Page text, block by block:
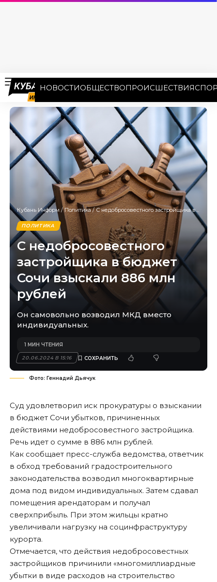
НОВОСТИОБЩЕСТВОПРОИСШЕСТВИЯ
Кубань Информ /Политика/С недобросовестного застройщика в бюджет Сочи взыскали 886 млн рублей
ПОЛИТИКА
С недобросовестного
застройщика в бюджет
Сочи взыскали 886 млн
рублей
Он самовольно возводил МКД вместо
индивидуальных.
20.06.2024 В 15:16
1 МИН ЧТЕНИЯ
Фото: Геннадий Дьячук
Суд удовлетворил иск прокуратуры о взыскании
в бюджет Сочи убытков, причиненных
действиями недобросовестного застройщика.
Речь идет о сумме в 886 млн рублей.
Как сообщает пресс-служба ведомства, ответчик
в обход требований градостроительного
законодательства возводил многоквартирные
дома под видом индивидуальных. Затем сдавал
помещения арендаторам и получал
сверхприбыль. При этом жильцы кратно
увеличивали нагрузку на социнфраструктуру
курорта.
Отмечается, что действия недобросовестных
застройщиков причинили «многомиллиардные
убытки в виде расходов на строительство